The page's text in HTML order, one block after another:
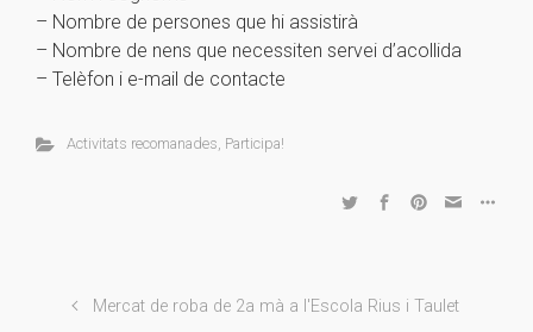
– Nombre de persones que hi assistirà
– Nombre de nens que necessiten servei d’acollida
– Telèfon i e-mail de contacte
Activitats recomanades, Participa!
Mercat de roba de 2a mà a l'Escola Rius i Taulet